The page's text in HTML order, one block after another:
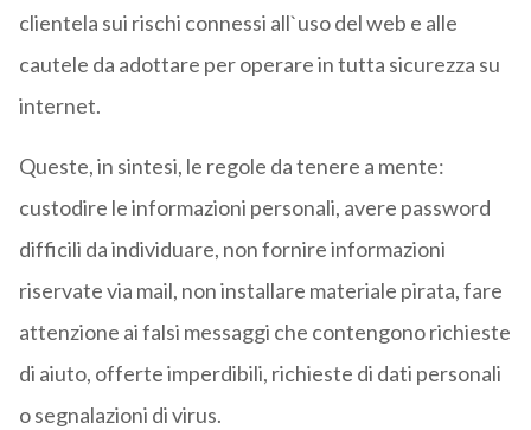
clientela sui rischi connessi all`uso del web e alle
cautele da adottare per operare in tutta sicurezza su
internet.
Queste, in sintesi, le regole da tenere a mente:
custodire le informazioni personali, avere password
difficili da individuare, non fornire informazioni
riservate via mail, non installare materiale pirata, fare
attenzione ai falsi messaggi che contengono richieste
di aiuto, offerte imperdibili, richieste di dati personali
o segnalazioni di virus.